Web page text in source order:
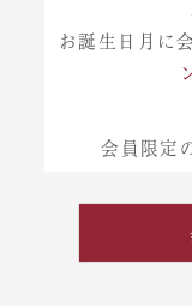
お誕生日月に
会員限定